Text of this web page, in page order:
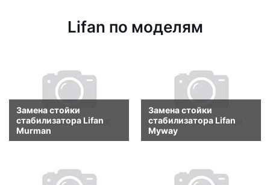
Lifan по моделям
Замена стойки
стабилизатора Lifan
Murman
Замена стойки
стабилизатора Lifan
Myway